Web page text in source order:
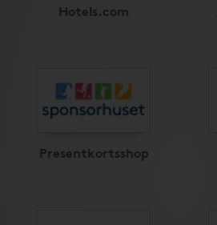
Hotels.com
Presentkortsshop